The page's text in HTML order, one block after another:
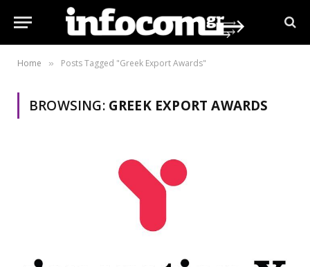
Home » Posts Tagged "Greek Export Awards"
BROWSING: GREEK EXPORT AWARDS